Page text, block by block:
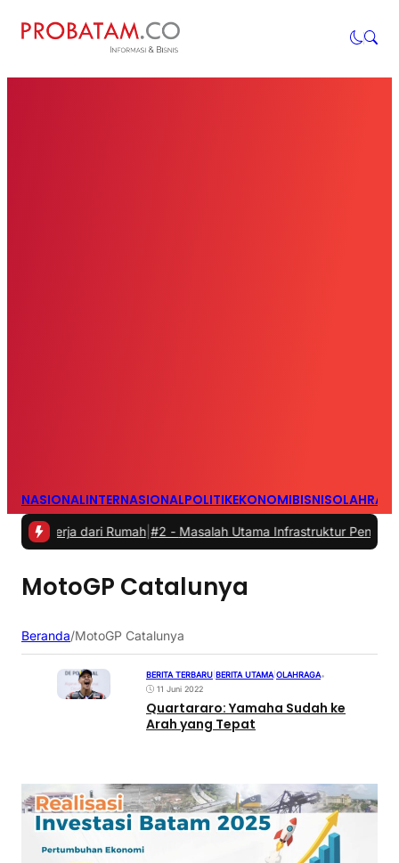
NASIONALINTERNASIONALPOLITIKEKONOMIBISNIS
dari Rumah |#2 -Masalah Utama Infrastruktur Pengisian
MotoGP Catalunya
Beranda/MotoGP Catalunya
BERITA TERBARU BERITA UTAMA|OLAHRAGA•
11 Juni 2022
Quartararo: Yamaha Sudah ke
Arah yang Tepat